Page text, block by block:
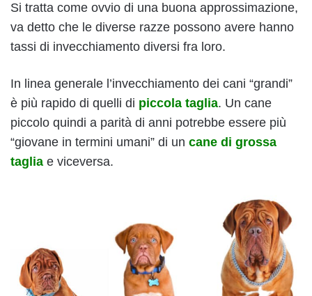
Si tratta come ovvio di una buona approssimazione,
va detto che le diverse razze possono avere hanno
tassi di invecchiamento diversi fra loro.
In linea generale l’invecchiamento dei cani “grandi”
è più rapido di quelli di piccola taglia. Un cane
piccolo quindi a parità di anni potrebbe essere più
“giovane in termini umani” di un cane di grossa
taglia e viceversa.